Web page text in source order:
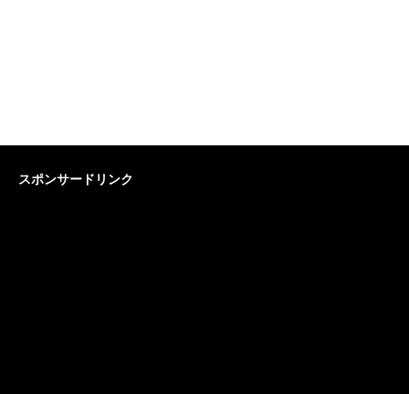
スポンサードリンク